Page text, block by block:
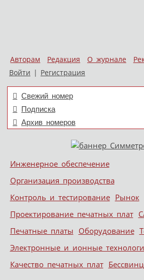
Авторам Редакция О журнале
Войти | Регистрация
Свежий номер
Подписка
Архив номеров
Меню
Skip to content
Инженерное обеспечение
Организация производства
Контроль и тестирование Рынок
Проектирование печатных плат
Печатные платы Оборудование
Электронные и ионные
Качество печатных плат